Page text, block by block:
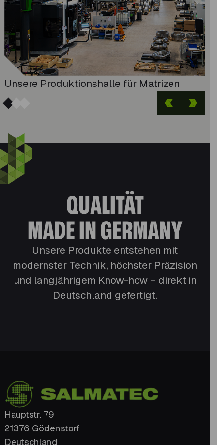
Unsere Produktionshalle für Matrizen
QUALITÄT
MADE IN GERMANY
Unsere Produkte entstehen mit
modernster Technik, höchster Präzision
und langjährigem Know-how – direkt in
Deutschland gefertigt.
Hauptstr. 79
21376 Gödenstorf
Deutschland